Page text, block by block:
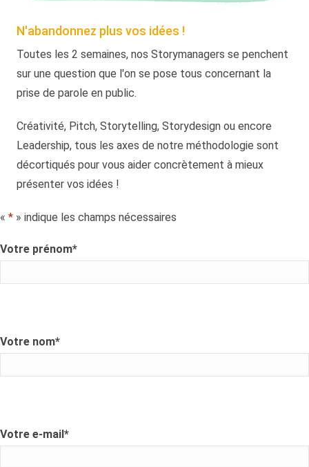
N'abandonnez plus vos idées !
Toutes les 2 semaines, nos Storymanagers se penchent
sur une question que l'on se pose tous concernant la
prise de parole en public.
Créativité, Pitch, Storytelling, Storydesign ou encore
Leadership, tous les axes de notre méthodologie sont
décortiqués pour vous aider concrètement à mieux
présenter vos idées !
« * » indique les champs nécessaires
Votre prénom*
Votre nom*
Votre e-mail*